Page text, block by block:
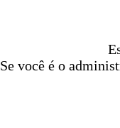
Se você é o